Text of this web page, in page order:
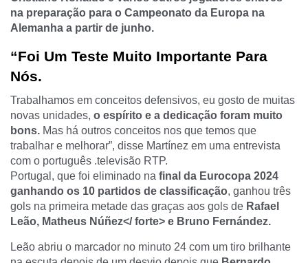
na preparação para o Campeonato da Europa na
Alemanha a partir de junho.
“Foi Um Teste Muito Importante Para
Nós.
Trabalhamos em conceitos defensivos, eu gosto de muitas
novas unidades, o espírito e a dedicação foram muito
bons. Mas há outros conceitos nos que temos que
trabalhar e melhorar”, disse Martínez em uma entrevista
com o português .televisão RTP.
Portugal, que foi eliminado na final da Eurocopa 2024
ganhando os 10 partidos de classificação, ganhou três
gols na primeira metade das graças aos gols de Rafael
Leão, Matheus Núñez</ forte> e Bruno Fernández.
Leão abriu o marcador no minuto 24 com um tiro brilhante